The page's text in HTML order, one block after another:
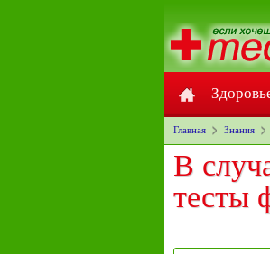
Главная Знания
В
тесты